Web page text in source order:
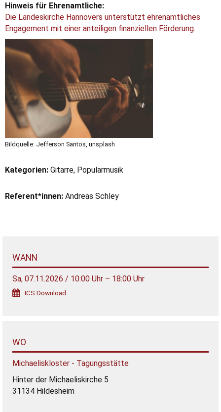
Hinweis für Ehrenamtliche:
Die Landeskirche Hannovers unterstützt ehrenamtliches
Engagement mit einer anteiligen finanziellen Förderung.
Bildquelle: Jefferson Santos, unsplash
Kategorien: Gitarre, Popularmusik
Referent*innen: Andreas Schley
WANN
Sa, 07.11.2026 / 10:00 Uhr – 18:00 Uhr
ICS Download
WO
Michaeliskloster - Tagungsstätte
Hinter der Michaeliskirche 5
31134 Hildesheim